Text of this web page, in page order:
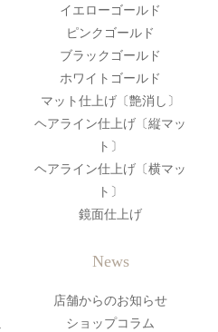
イエローゴールド
ピンクゴールド
ブラックゴールド
ホワイトゴールド
マット仕上げ〔艶消し〕
ヘアライン仕上げ〔縦マッ
ト〕
ヘアライン仕上げ〔横マッ
ト〕
鏡面仕上げ
News
店舗からのお知らせ
ショップコラム